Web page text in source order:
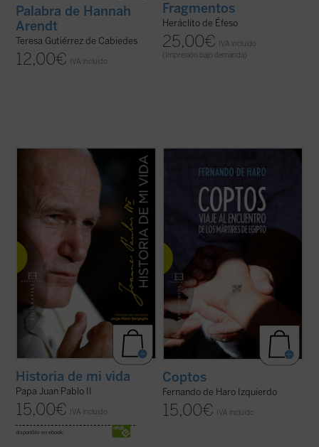
Palabra de Hannah
Arendt
Teresa Gutiérrez de Cabiedes
12,00€ IVA incluido
Fragmentos
Heráclito de Éfeso
25,00€
IVA incluido
(Impresión bajo demanda)
Una verdadera "autobiografía" del papa
Wojtyla elaborada a partir de las
confidencias personales que él mismo fue
revelando en los cerca de quince mil textos
y discursos que llevo a cabo durante sus
27 años de pontificado....
Historia de mi vida
Papa Juan Pablo II
15,00€ IVA incluido
disponible en ebook:
encuentros sobre el terreno, el periodista
Fernando de Haro nos acerca a la
actualidad y la historia de estos cristianos
de Oriente Próximo que, a pesar de la
persecución, persisten en su rechazo de la
Coptos
Fernando de Haro Izquierdo
15,00€ IVA incluido